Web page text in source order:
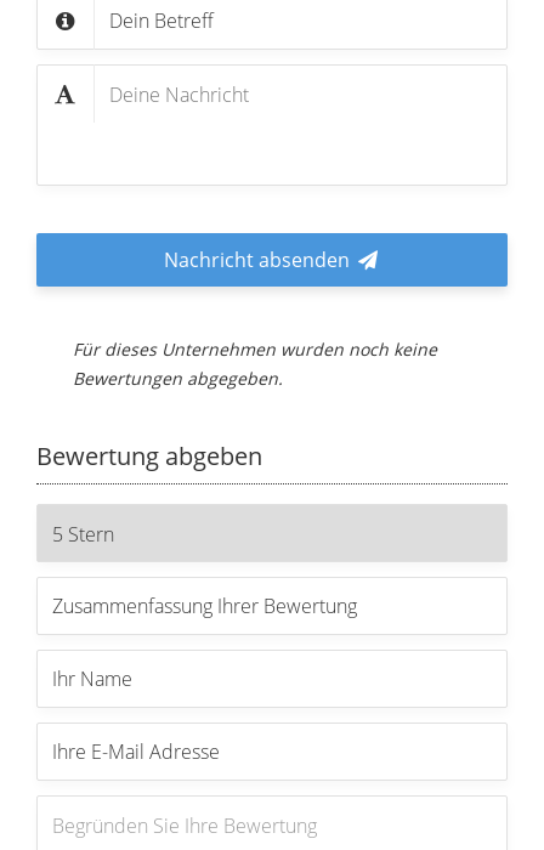
Nachricht absenden
Für dieses Unternehmen wurden noch keine
Bewertungen abgegeben.
Bewertung abgeben